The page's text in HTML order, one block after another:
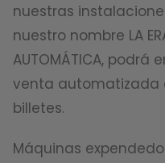
nuestras
nuestro nombre LA
AUTOMÁTICA,
venta automatizada
billetes.
Máquinas